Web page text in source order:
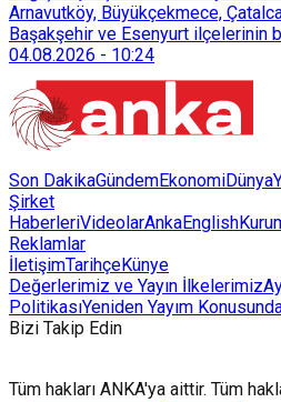
Arnavutköy, Büyükçekmece,
Başakşehir ve Esenyurt ilçelerinin
süreyle su verilemeyecek.
04.08.2026 - 10:24
Son DakikaGündemEkonomiDünya
Şirket
HaberleriVideolarAnkaEnglish
Reklamlar
İletişimTarihçeKünye
Değerlerimiz ve Yayın İlkelerimiz
PolitikasıYeniden Yayım
Bizi Takip Edin
Tüm hakları ANKA'ya aittir. Tüm